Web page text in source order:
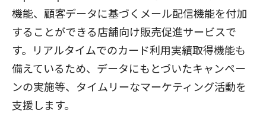
機能、顧客データに基づくメール配信機能を付加
することができる店舗向け販売促進サービスで
す。リアルタイムでのカード利用実績取得機能も
備えているため、データにもとづいたキャンペー
ンの実施等、タイムリーなマーケティング活動を
支援します。